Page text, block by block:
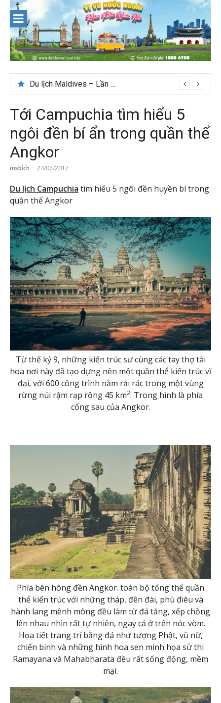
content
Du lịch Maldives – Lần đầu nên đi đâu, chơi gì?
Tới Campuchia tìm hiểu 5
ngôi đền bí ẩn trong quần thể
Angkor
msbich 24/07/2017
Du lịch Campuchia tìm hiểu 5 ngôi đền huyền bí trong
quần thể Angkor
Từ thế kỷ 9, những kiến trúc sư cùng các tay thợ tài
hoa nơi này đã tạo dựng nên một quần thể kiến trúc vĩ
đại, với 600 công trình nằm rải rác trong một vùng
rừng núi rậm rạp rộng 45 km2. Trong hình là phía
cổng sau của Angkor.
Phía bên hông đền Angkor. toàn bộ tổng thể quần
thể kiến trúc với những tháp, đền đài, phù điêu và
hành lang mênh mông đều làm từ đá tảng, xếp chồng
lên nhau nhìn rất tự nhiên, ngay cả ở trên nóc vòm.
Họa tiết trang trí bằng đá như tượng Phật, vũ nữ,
chiến binh và những hình hoa sen minh họa sử thi
Ramayana và Mahabharata đều rất sống động, mềm
mại.